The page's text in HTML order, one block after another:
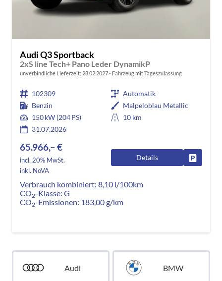
Audi Q3 Sportback
2xS line Tech+ Pano Leder DynamikP
unverbindliche Lieferzeit: 28.02.2027 Fahrzeug mit Tageszulassung
102309
Automatik
Benzin
Malpeloblau Metallic
150 kW (204 PS)
10 km
31.07.2026
65.966,– €
incl. 20% MwSt.
inkl. NoVA
Details
Verbrauch kombiniert: 8,10 l/100km
CO2-Klasse: G
CO2-Emissionen: 183,00 g/km
Audi
Alle
BMW
Alle